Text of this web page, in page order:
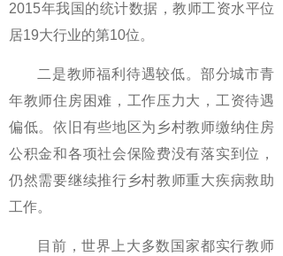
2015年我国的统计数据，教师工资水平位
居19大行业的第10位。
二是教师福利待遇较低。部分城市青
年教师住房困难，工作压力大，工资待遇
偏低。依旧有些地区为乡村教师缴纳住房
公积金和各项社会保险费没有落实到位，
仍然需要继续推行乡村教师重大疾病救助
工作。
目前，世界上大多数国家都实行教师